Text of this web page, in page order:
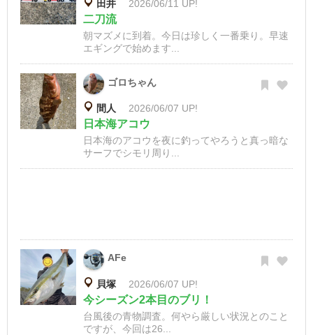
田井 2026/06/11 UP!
二刀流
朝マズメに到着。今日は珍しく一番乗り。早速
エギングで始めます...
ゴロちゃん
間人 2026/06/07 UP!
日本海アコウ
日本海のアコウを夜に釣ってやろうと真っ暗な
サーフでシモリ周り...
AFe
貝塚 2026/06/07 UP!
今シーズン2本目のブリ！
台風後の青物調査。何やら厳しい状況とのこと
ですが、今回は26...